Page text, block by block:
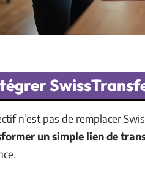
n’est pas de remplacer
un simple lien de